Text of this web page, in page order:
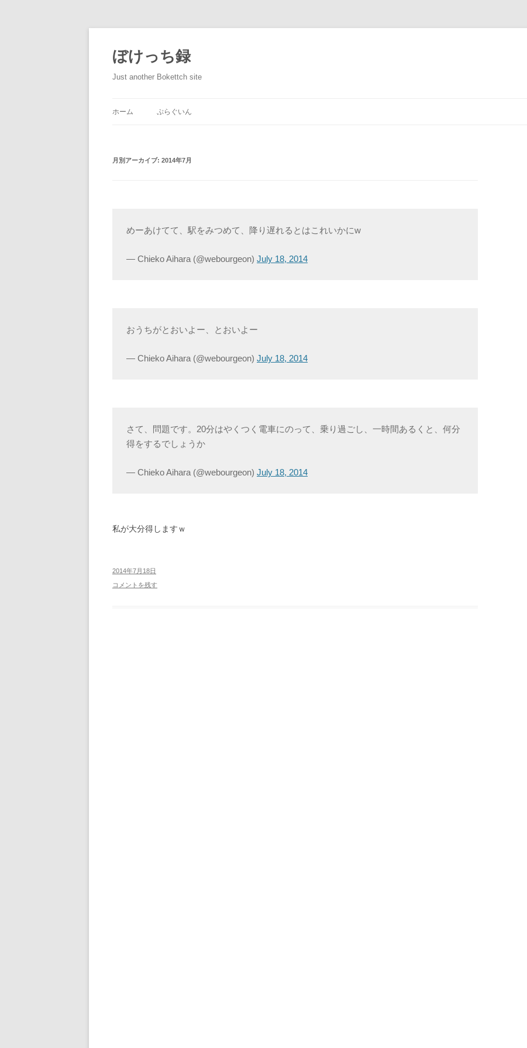
ぼけっち録
Just another Bokettch site
ホーム ぷらぐいん
月別アーカイブ: 2014年7月
めーあけてて、駅をみつめて、降り遅れるとはこれいかにw
— Chieko Aihara (@webourgeon) July 18, 2014
おうちがとおいよー、とおいよー
— Chieko Aihara (@webourgeon) July 18, 2014
さて、問題です。20分はやくつく電車にのって、乗り過ごし、一時間あるくと、何分
得をするでしょうか
— Chieko Aihara (@webourgeon) July 18, 2014
私が大分得しますｗ
2014年7月18日
コメントを残す